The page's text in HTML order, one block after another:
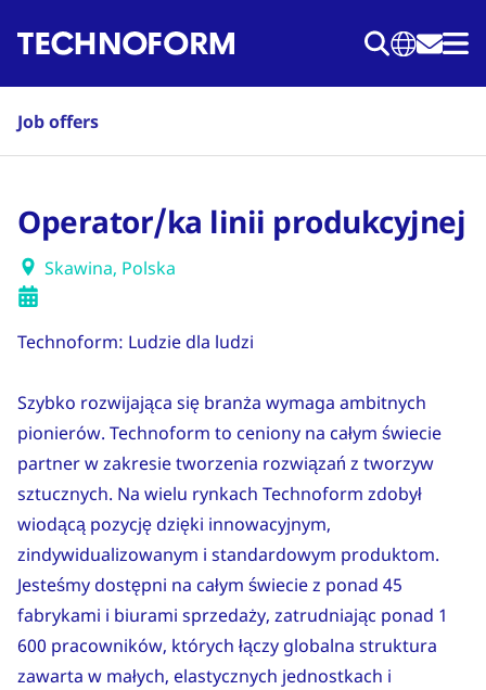
do
Job offers
Operator/ka linii produkcyjnej
Skawina, Polska
Technoform: Ludzie dla ludzi
Szybko rozwijająca się branża wymaga ambitnych
pionierów. Technoform to ceniony na całym świecie
partner w zakresie tworzenia rozwiązań z tworzyw
sztucznych. Na wielu rynkach Technoform zdobył
wiodącą pozycję dzięki innowacyjnym,
zindywidualizowanym i standardowym produktom.
Jesteśmy dostępni na całym świecie z ponad 45
fabrykami i biurami sprzedaży, zatrudniając ponad 1
600 pracowników, których łączy globalna struktura
zawarta w małych, elastycznych jednostkach i